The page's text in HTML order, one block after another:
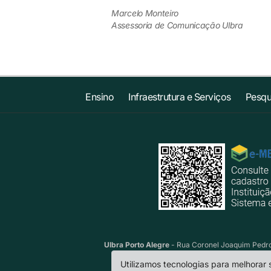
Marcelo Monteiro
Assessoria de Comunicação Ulbra
Ensino Infraestrutura e Serviços
Ulbra Porto Alegre- Rua Coronel Joaquim
Utilizamos tecnologias para